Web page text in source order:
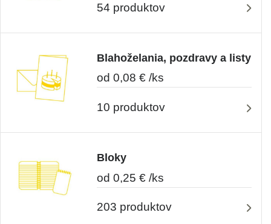
54 produktov
Blahoželania, pozdravy a listy
od 0,08 € /ks
10 produktov
Bloky
od 0,25 € /ks
203 produktov